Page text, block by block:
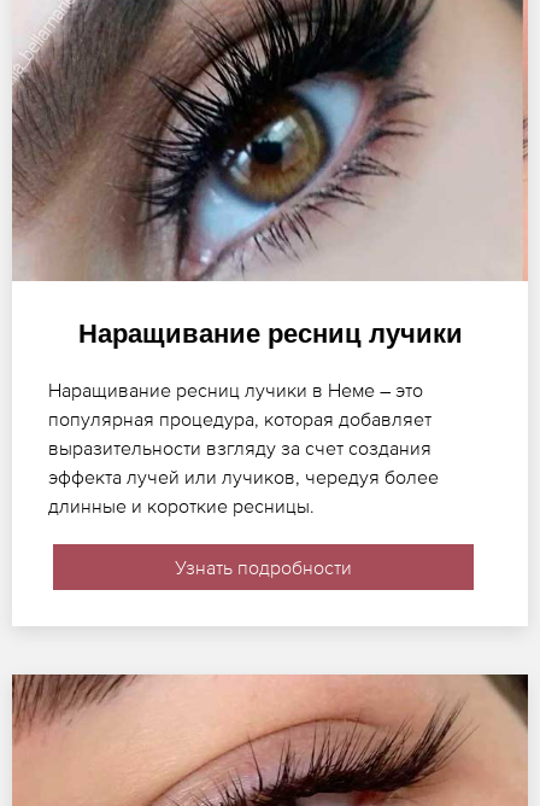
Наращивание ресниц лучики
Наращивание ресниц лучики в Неме – это
популярная процедура, которая добавляет
выразительности взгляду за счет создания
эффекта лучей или лучиков, чередуя более
длинные и короткие ресницы.
Узнать подробности